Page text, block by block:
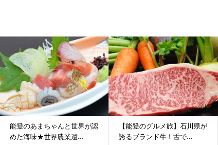
能登のあまちゃんと世界が認
めた海味★世界農業遺...
【能登のグルメ旅】石川県が
誇るブランド牛！舌で...